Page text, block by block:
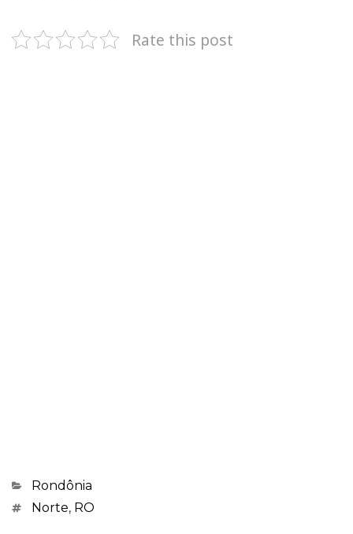
Rate this post
Categorias
Rondônia
Marcações
Norte, RO